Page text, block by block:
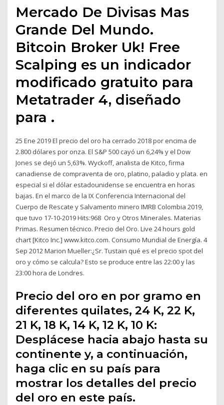
Mercado De Divisas Mas
Grande Del Mundo.
Bitcoin Broker Uk! Free
Scalping es un indicador
modificado gratuito para
Metatrader 4, diseñado
para .
25 Ene 2019 El precio del oro ha cerrado 2018 por encima de
2.800 dólares por onza. El S&P 500 cayó un 6,24% y el Dow
Jones se dejó un 5,63%. Wyckoff, analista de Kitco, firma
canadiense de compraventa de oro, platino, paladio y plata. en
especial si el dólar estadounidense se encuentra en horas
bajas. En el marco de la IX Conferencia Internacional del
Cuerpo de Rescate y Salvamento minero IMRB Colombia 2019,
que tuvo 17-10-2019 Hits:968 Oro y Otros Minerales. Materias
Primas. Resumen técnico. Precio del Oro. Live 24 hours gold
chart [Kitco Inc.] www.kitco.com. Consumo Mundial de Energía. 4
Sep 2012 Marion Mueller:¿Sr. Tustain qué es el precio spot del
oro y cómo se calcula? Esto se produce entre las 22:00 y las
23:00 hora de Londres.
Precio del oro en por gramo en
diferentes quilates, 24 K, 22 K,
21 K, 18 K, 14 K, 12 K, 10 K:
Desplácese hacia abajo hasta su
continente y, a continuación,
haga clic en su país para
mostrar los detalles del precio
del oro en este país.